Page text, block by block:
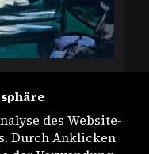
des Website-
Durch Anklicken